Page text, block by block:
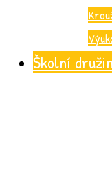
Školní